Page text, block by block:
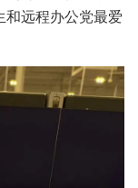
远程办公党最爱